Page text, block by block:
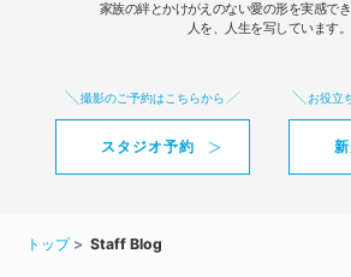
家族の絆とかけがえのない愛の形を実感でき
人を、人生を写しています。
撮影のご予約はこちらから
スタジオ予約
お役立
トップ Staff Blog